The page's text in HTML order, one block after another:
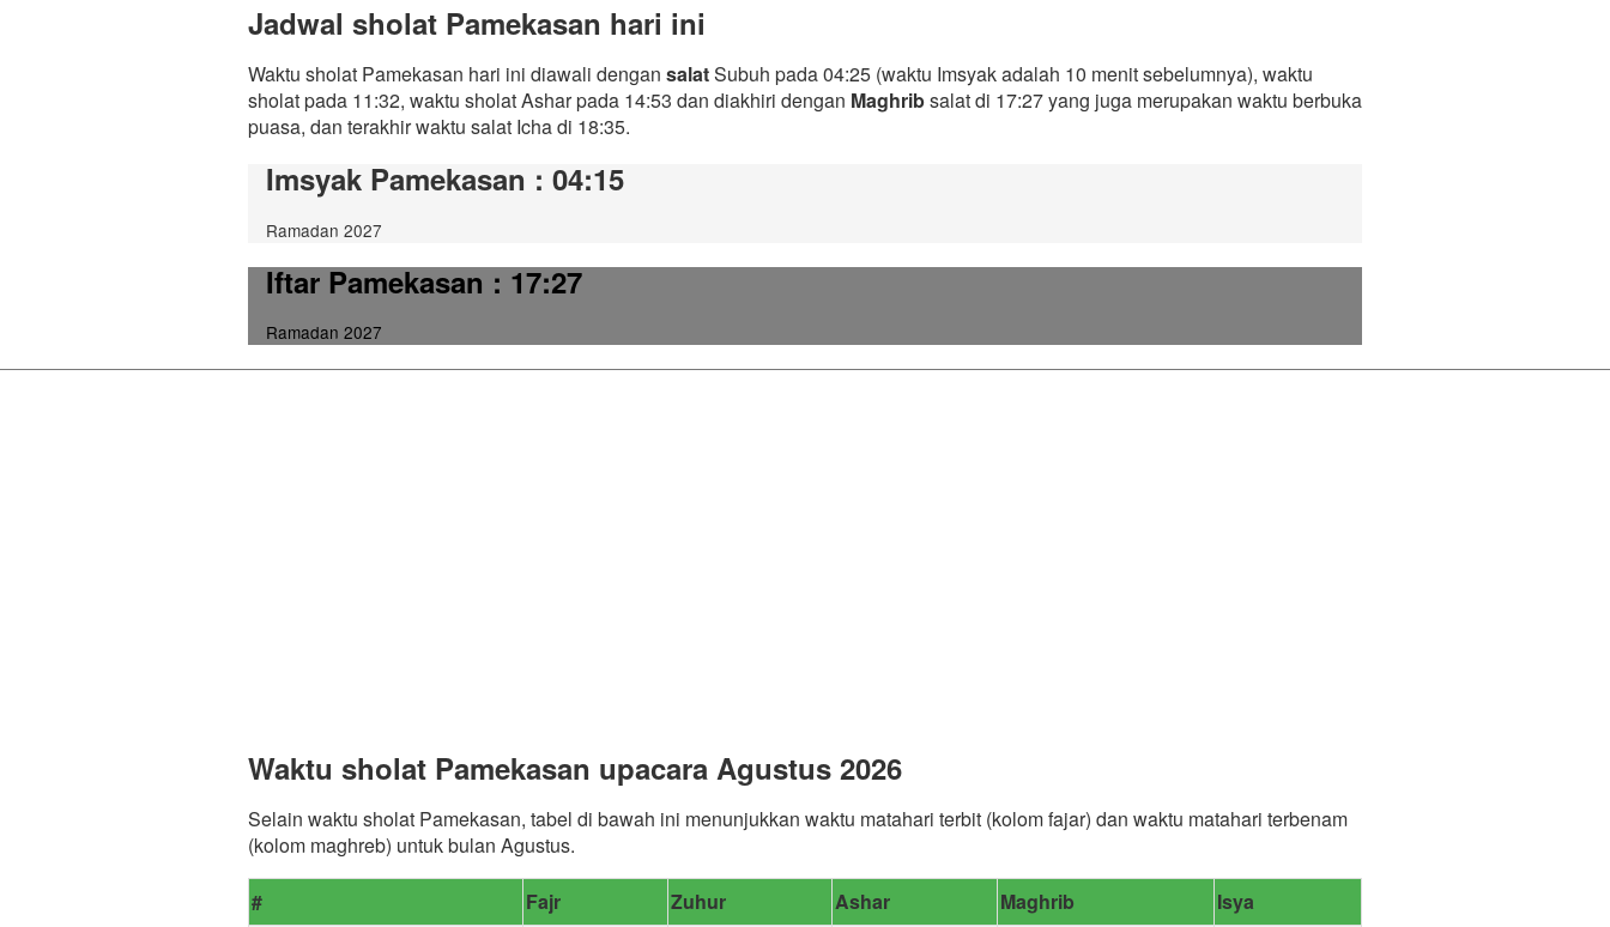
Jadwal sholat Pamekasan hari ini
Waktu sholat Pamekasan hari ini diawali dengan salatSubuh pada 04:25 (waktu Imsyak adalah 10 menit sebelumnya), waktu
sholat pada 11:32, waktu sholat Ashar pada 14:53 dan diakhiri dengan Maghribsalat di 17:27 yang juga merupakan waktu berbuka
puasa, dan terakhir waktu salat Icha di 18:35.
Imsyak Pamekasan : 04:15
Ramadan 2027
Iftar Pamekasan: 17:27
Ramadan 2027
Waktu sholat Pamekasan upacara Agustus 2026
Selain waktu sholat Pamekasan, tabel di bawah ini menunjukkan waktu matahari terbit (kolom fajar) dan waktu matahari terbenam
(kolom maghreb) untuk bulan Agustus.
# Fajr Zuhur Ashar Maghrib
Isya